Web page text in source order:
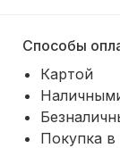
Способы
Картой
Покупка в